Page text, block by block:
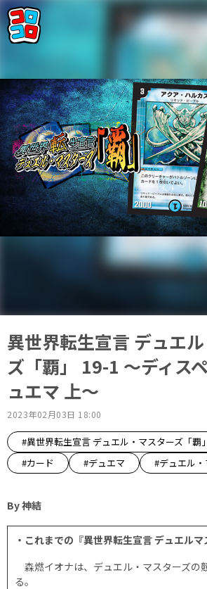
異世界転生宣言 デュエ
ズ「覇」 19-1 ～ディス
ュエマ 上～
2023年02月03日 18:00
#異世界転生宣言 デュエル・マスターズ「覇」
#カード
#デュエマ #デュエル
By 神結
・これまでの『異世界転生宣言 デュエルマ
森燃イオナは、デュエル・マスターズの
る。